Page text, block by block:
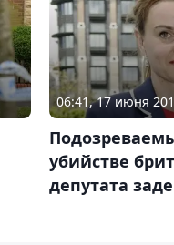
06:41, 17 июня
убийстве
депутата